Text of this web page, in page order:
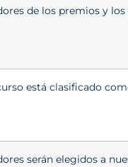
de los premios y
está clasificado
serán elegidos a